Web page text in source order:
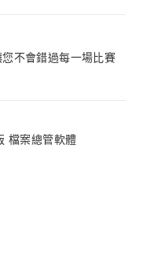
不會錯過每一場比賽
檔案總管軟體